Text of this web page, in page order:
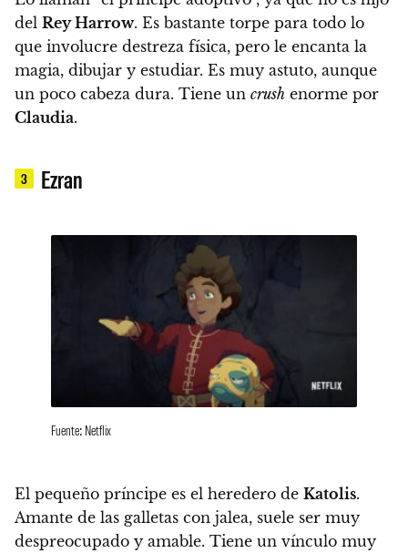
del Rey Harrow. Es bastante torpe para todo lo
que involucre destreza física, pero le encanta la
magia, dibujar y estudiar. Es muy astuto, aunque
un poco cabeza dura. Tiene un crush enorme por
Claudia.
3 Ezran
Fuente: Netflix
El pequeño príncipe es el heredero de Katolis.
Amante de las galletas con jalea, suele ser muy
despreocupado y amable. Tiene un vínculo muy